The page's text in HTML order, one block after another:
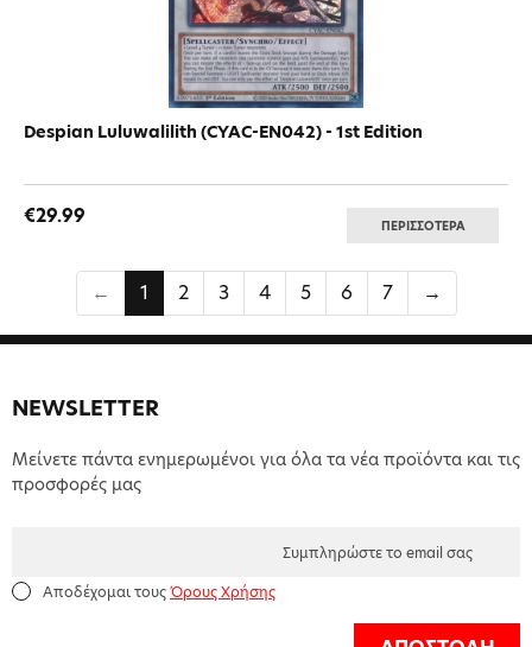
Despian Luluwalilith (CYAC-EN042) - 1st Edition
€29.99 ΠΕΡΙΣΣΟΤΕΡΑ
← 1 2 3 4 5 6 7 →
NEWSLETTER
Μείνετε πάντα ενημερωμένοι για όλα τα νέα προϊόντα και τις
προσφορές μας
Αποδέχομαι τουςΌρους Χρήσης